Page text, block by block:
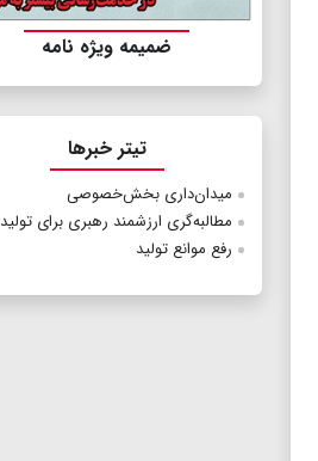
ضمیمه ویژه نامه
تیتر خبرها
میدان‌داری بخش‌خصوصی
مطالبه‌گری ارزشمند رهبری برای تولید
رفع موانع تولید